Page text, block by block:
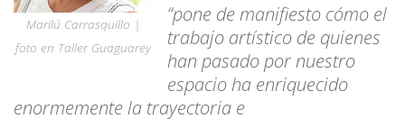
Marilú Carrasquillo |
foto en Taller Guaguarey
“pone de manifiesto cómo el
trabajo artístico de quienes
han pasado por nuestro
espacio ha enriquecido
enormemente la trayectoria e